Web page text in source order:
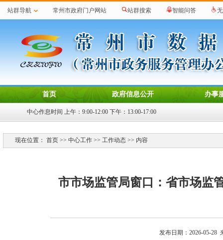
站群导航 常州市政府门户网站 站群搜索 智能问答
首页 政府信息公开 办事
中心作息时间 上午：9:00-12:00 下午：13:00-17:00
现在位置： 首页 >> 中心工作 >> 工作动态 >> 内容
市市场监管局窗口：省市场监
发布日期：2026-05-28